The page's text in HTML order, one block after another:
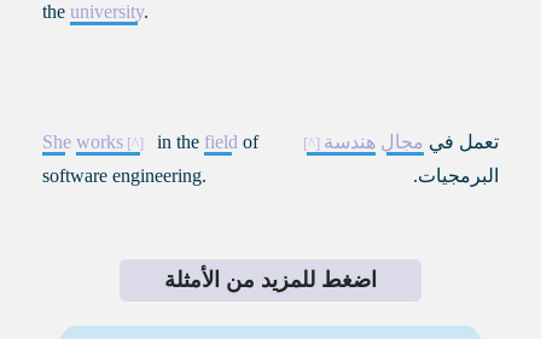
the university.
تعمل في مجال هندسة
البرمجيات.
She works in the field of
software engineering.
اضغط للمزيد من الأمثلة